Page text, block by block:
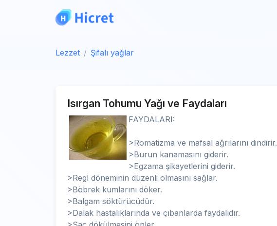
Lezzet Şifalı yağlar
Isırgan Tohumu Yağı ve Faydaları
FAYDALARI:
>Romatizma ve mafsal ağrılarını dindirir.
>Burun kanamasını giderir.
>Egzama şikayetlerini giderir.
>Regl döneminin düzenli olmasını sağlar.
>Böbrek kumlarını döker.
>Balgam söktürücüdür.
>Dalak hastalıklarında ve çıbanlarda faydalıdır.